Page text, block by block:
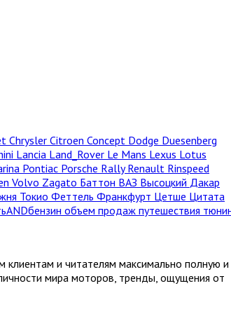
Chrysler Citroen Concept Dodge Duesenberg
Lancia Land_Rover Le Mans Lexus Lotus
Pontiac Porsche RallyRenault Rinspeed
Volvo Zagato Баттон ВАЗ Высоцкий Дакар
Токио Феттель Франкфурт Цетше Цитата
объем продаж путешествия
и читателям максимально полную и
мира моторов, тренды, ощущения от